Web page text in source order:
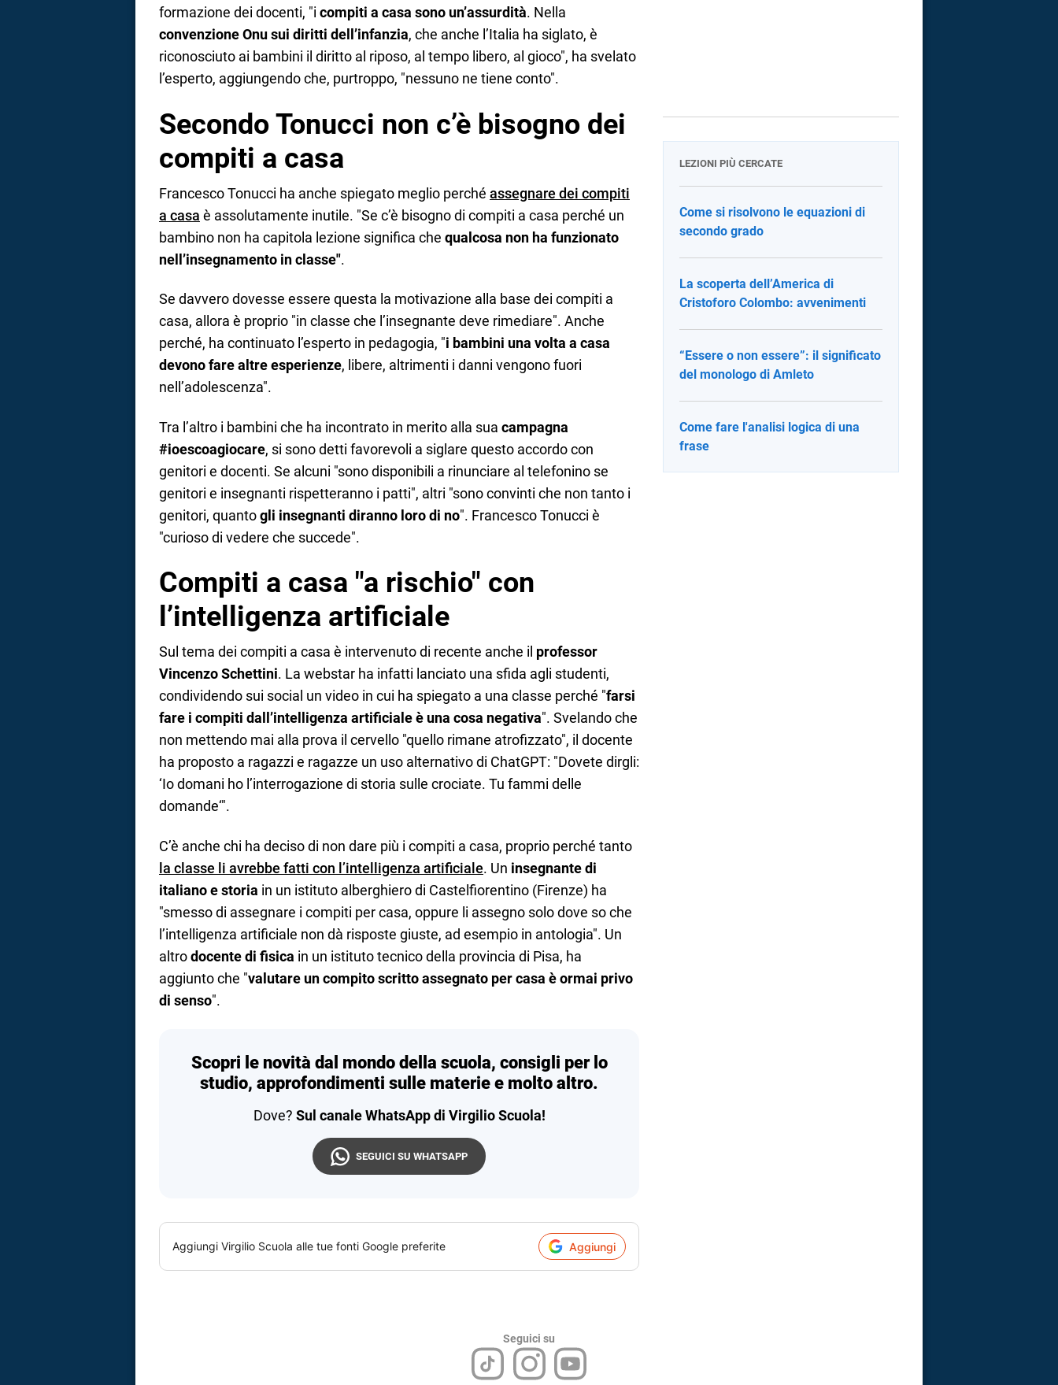
formazione dei docenti, "i compiti a casa sono un’assurdità. Nella
convenzione Onu sui diritti dell’infanzia, che anche l’Italia ha siglato, è
riconosciuto ai bambini il diritto al riposo, al tempo libero, al gioco", ha svelato
l’esperto, aggiungendo che, purtroppo, "nessuno ne tiene conto".
Secondo Tonucci non c’è bisogno dei
compiti a casa
Francesco Tonucci ha anche spiegato meglio perché assegnare dei compiti
a casa è assolutamente inutile. "Se c’è bisogno di compiti a casa perché un
bambino non ha capitola lezione significa che qualcosa non ha funzionato
nell’insegnamento in classe".
Se davvero dovesse essere questa la motivazione alla base dei compiti a
casa, allora è proprio "in classe che l’insegnante deve rimediare". Anche
perché, ha continuato l’esperto in pedagogia, "i bambini una volta a casa
devono fare altre esperienze, libere, altrimenti i danni vengono fuori
nell’adolescenza".
Tra l’altro i bambini che ha incontrato in merito alla sua campagna
#ioescoagiocare, si sono detti favorevoli a siglare questo accordo con
genitori e docenti. Se alcuni "sono disponibili a rinunciare al telefonino se
genitori e insegnanti rispetteranno i patti", altri "sono convinti che non tanto i
genitori, quantogli insegnanti diranno loro di no". Francesco Tonucci è
"curioso di vedere che succede".
Compiti a casa "a rischio" con
l’intelligenza artificiale
Sul tema dei compiti a casa è intervenuto di recente anche il professor
Vincenzo Schettini. La webstar ha infatti lanciato una sfida agli studenti,
condividendo sui social un video in cui ha spiegato a una classe perché "farsi
fare i compiti dall’intelligenza artificiale è una cosa negativa". Svelando che
non mettendo mai alla prova il cervello "quello rimane atrofizzato", il docente
ha proposto a ragazzi e ragazze un uso alternativo di ChatGPT: "Dovete dirgli:
‘Io domani ho l’interrogazione di storia sulle crociate. Tu fammi delle
domande‘".
C’è anche chi ha deciso di non dare più i compiti a casa, proprio perché tanto
la classe li avrebbe fatti con l’intelligenza artificiale. Un insegnante di
italiano e storia in un istituto alberghiero di Castelfiorentino (Firenze) ha
"smesso di assegnare i compiti per casa, oppure li assegno solo dove so che
l’intelligenza artificiale non dà risposte giuste, ad esempio in antologia". Un
altrodocente di fisica in un istituto tecnico della provincia di Pisa, ha
aggiunto che "valutare un compito scritto assegnato per casa è ormai privo
di senso".
Scopri le novità dal mondo della scuola, consigli per lo
studio, approfondimenti sulle materie e molto altro.
Dove? Sul canale WhatsApp di Virgilio Scuola!
SEGUICI SU WHATSAPP
Aggiungi Virgilio Scuola alle tue fonti Google preferite Aggiungi
LEZIONI PIÙ CERCATE
Come si risolvono le equazioni di
secondo grado
La scoperta dell’America di
Cristoforo Colombo: avvenimenti
“Essere o non essere”: il significato
del monologo di Amleto
Come fare l'analisi logica di una
frase
Seguici su